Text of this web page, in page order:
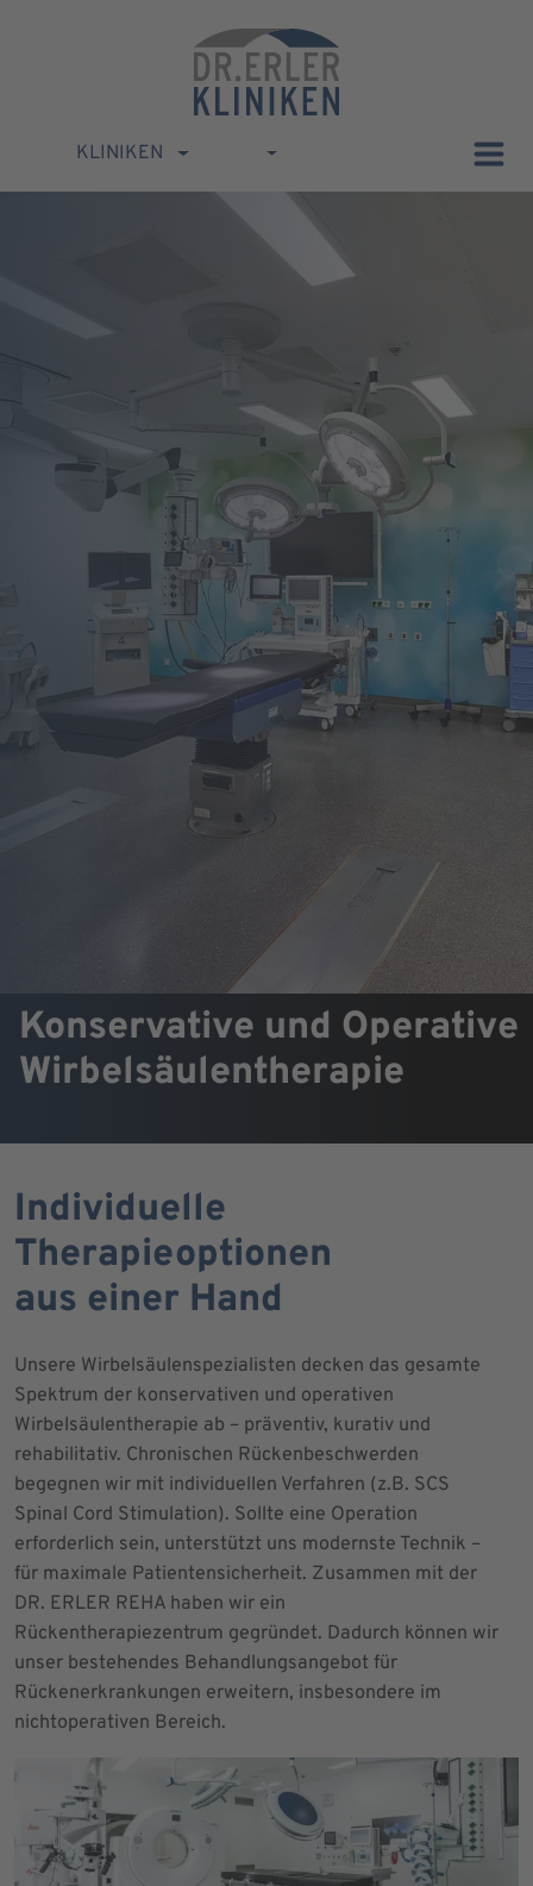
KLINIKEN
Konservative und Operative
Wirbelsäulentherapie
Individuelle
Therapieoptionen
aus einer Hand
Unsere Wirbelsäulenspezialisten decken das gesamte
Spektrum der konservativen und operativen
Wirbelsäulentherapie ab – präventiv, kurativ und
rehabilitativ. Chronischen Rückenbeschwerden
begegnen wir mit individuellen Verfahren (z.B. SCS
Spinal Cord Stimulation). Sollte eine Operation
erforderlich sein, unterstützt uns modernste Technik –
für maximale Patientensicherheit. Zusammen mit der
DR. ERLER REHA haben wir ein
Rückentherapiezentrum gegründet. Dadurch können wir
unser bestehendes Behandlungsangebot für
Rückenerkrankungen erweitern, insbesondere im
nichtoperativen Bereich.